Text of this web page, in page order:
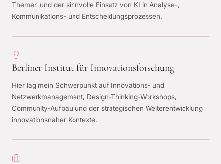
Themen und der sinnvolle Einsatz von KI in Analyse-,
Kommunikations- und Entscheidungsprozessen.
Berliner Institut für Innovationsforschung
Hier lag mein Schwerpunkt auf Innovations- und
Netzwerkmanagement, Design-Thinking-Workshops,
Community-Aufbau und der strategischen Weiterentwicklung
innovationsnaher Kontexte.